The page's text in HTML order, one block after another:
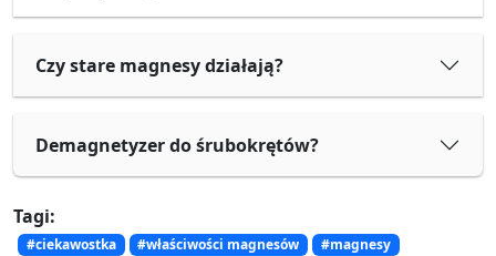
Czy stare magnesy działają?
Demagnetyzer do śrubokrętów?
Tagi:
#ciekawostka #właściwości magnesów #magnesy